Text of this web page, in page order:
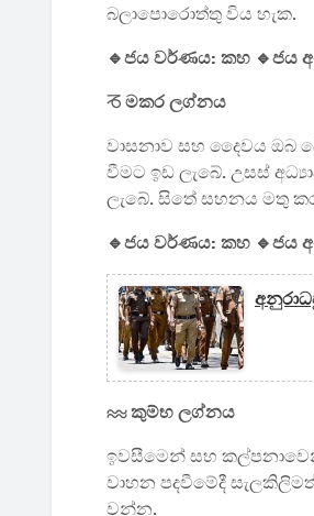
බලාපොරොත්තු විය හැක.
🔹ජය වර්ණය: කහ 🔹ජය
♑ මකර ලග්නය
වාසනාව සහ දෛවය ඔබ
වීමට ඉඩ ලැබේ. උසස්
ලැබේ. සිතේ සහනය මතු
🔹ජය වර්ණය: කහ 🔹ජය
♒ කුම්භ ලග්නය
ඉවසීමෙන් සහ
වාහන පදවීමේදී
වන්න.